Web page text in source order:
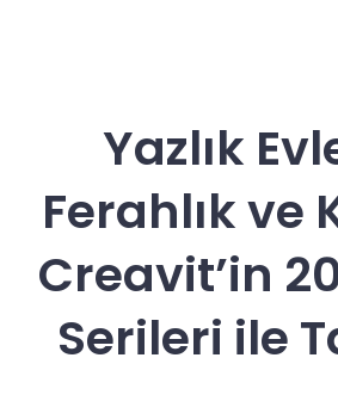
Yazlık
Ferahlık ve
Creavit’in
Serileri ile